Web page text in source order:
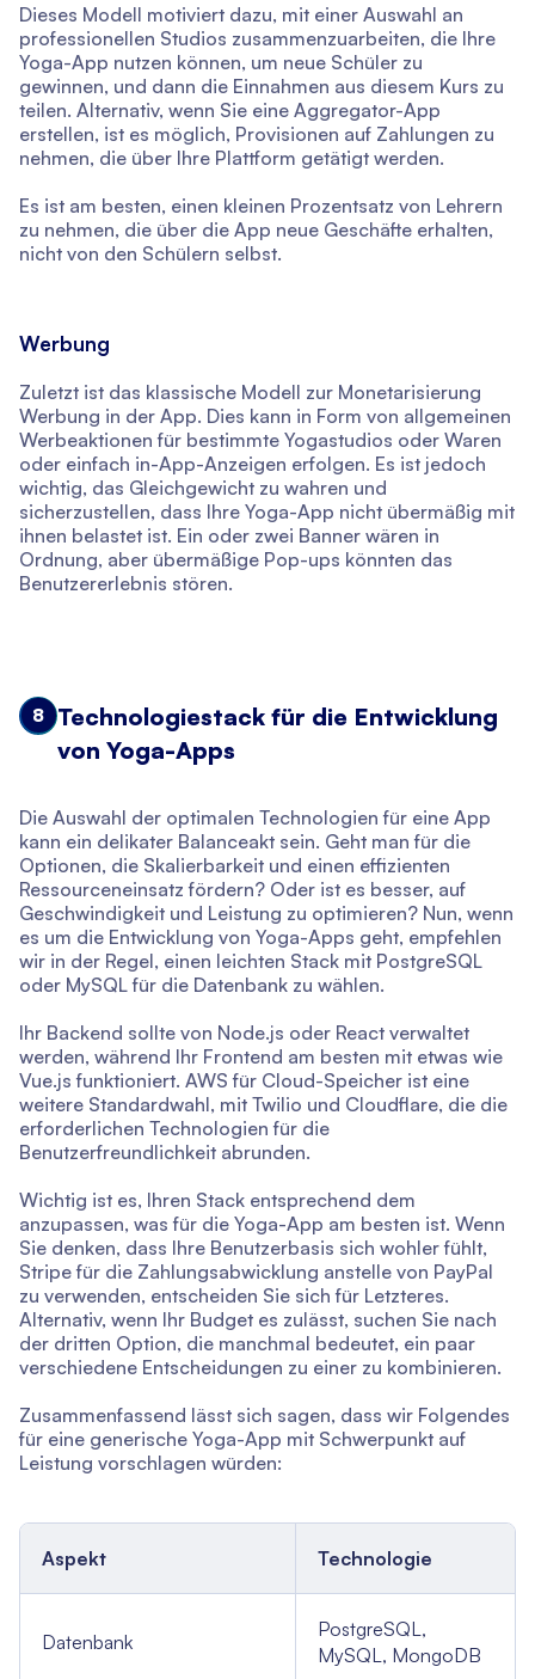
Dieses Modell motiviert dazu, mit einer Auswahl an
professionellen Studios zusammenzuarbeiten, die Ihre
Yoga-App nutzen können, um neue Schüler zu
gewinnen, und dann die Einnahmen aus diesem Kurs zu
teilen. Alternativ, wenn Sie eine Aggregator-App
erstellen, ist es möglich, Provisionen auf Zahlungen zu
nehmen, die über Ihre Plattform getätigt werden.
Es ist am besten, einen kleinen Prozentsatz von Lehrern
zu nehmen, die über die App neue Geschäfte erhalten,
nicht von den Schülern selbst.
Werbung
Zuletzt ist das klassische Modell zur Monetarisierung
Werbung in der App. Dies kann in Form von allgemeinen
Werbeaktionen für bestimmte Yogastudios oder Waren
oder einfach in-App-Anzeigen erfolgen. Es ist jedoch
wichtig, das Gleichgewicht zu wahren und
sicherzustellen, dass Ihre Yoga-App nicht übermäßig mit
ihnen belastet ist. Ein oder zwei Banner wären in
Ordnung, aber übermäßige Pop-ups könnten das
Benutzererlebnis stören.
8
Technologiestack für die Entwicklung
von Yoga-Apps
Die Auswahl der optimalen Technologien für eine App
kann ein delikater Balanceakt sein. Geht man für die
Optionen, die Skalierbarkeit und einen effizienten
Ressourceneinsatz fördern? Oder ist es besser, auf
Geschwindigkeit und Leistung zu optimieren? Nun, wenn
es um die Entwicklung von Yoga-Apps geht, empfehlen
wir in der Regel, einen leichten Stack mit PostgreSQL
oder MySQL für die Datenbank zu wählen.
Ihr Backend sollte von Node.js oder React verwaltet
werden, während Ihr Frontend am besten mit etwas wie
Vue.js funktioniert. AWS für Cloud-Speicher ist eine
weitere Standardwahl, mit Twilio und Cloudflare, die die
erforderlichen Technologien für die
Benutzerfreundlichkeit abrunden.
Wichtig ist es, Ihren Stack entsprechend dem
anzupassen, was für die Yoga-App am besten ist. Wenn
Sie denken, dass Ihre Benutzerbasis sich wohler fühlt,
Stripe für die Zahlungsabwicklung anstelle von PayPal
zu verwenden, entscheiden Sie sich für Letzteres.
Alternativ, wenn Ihr Budget es zulässt, suchen Sie nach
der dritten Option, die manchmal bedeutet, ein paar
verschiedene Entscheidungen zu einer zu kombinieren.
Zusammenfassend lässt sich sagen, dass wir Folgendes
für eine generische Yoga-App mit Schwerpunkt auf
Leistung vorschlagen würden:
Aspekt Technologie
Datenbank
PostgreSQL,
MySQL, MongoDB